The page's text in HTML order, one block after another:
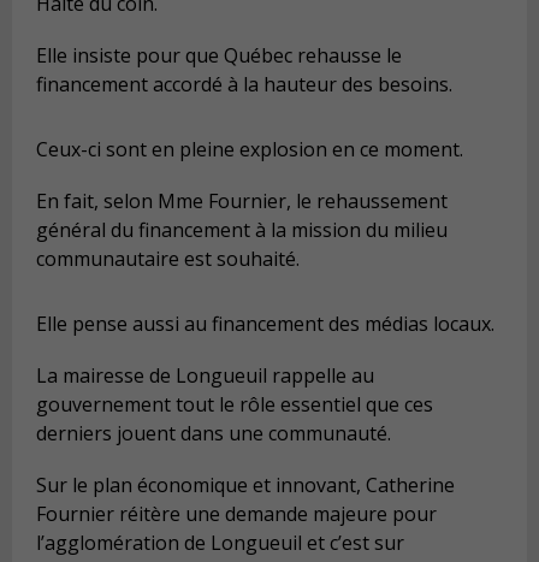
Elle insiste pour que Québec rehausse le
financement accordé à la hauteur des besoins.
Ceux-ci sont en pleine explosion en ce moment.
En fait, selon Mme Fournier, le rehaussement
général du financement à la mission du milieu
communautaire est souhaité.
Elle pense aussi au financement des médias locaux.
La mairesse de Longueuil rappelle au
gouvernement tout le rôle essentiel que ces
derniers jouent dans une communauté.
Sur le plan économique et innovant, Catherine
Fournier réitère une demande majeure pour
l’agglomération de Longueuil et c’est sur